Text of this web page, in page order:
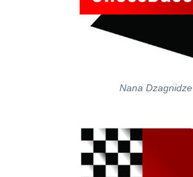
Nana Dzagnidze